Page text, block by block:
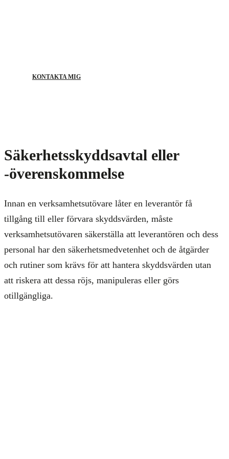
KONTAKTA MIG
Säkerhetsskyddsavtal eller
-överenskommelse
Innan en verksamhetsutövare låter en leverantör få
tillgång till eller förvara skyddsvärden, måste
verksamhetsutövaren säkerställa att leverantören och dess
personal har den säkerhetsmedvetenhet och de åtgärder
och rutiner som krävs för att hantera skyddsvärden utan
att riskera att dessa röjs, manipuleras eller görs
otillgängliga.